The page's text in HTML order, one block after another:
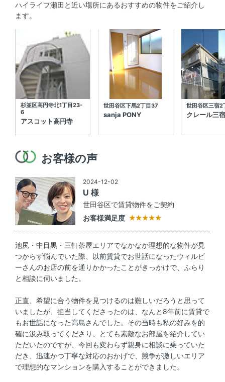
ハイライフ瀬田と近い場所にあるおすすめの物件をご紹介し
ます。
杉並区高円寺北1丁目23-
6
アスコット高円寺
世田谷区下馬2丁目37
sanja PONY
世田谷区三宿2
クレール三
お客様の声
2024-12-02
U 様
世田谷区で賃貸物件をご契約
お客様満足度
池尻・中目黒・三軒茶屋エリアでなかなか理想的な物件が見
つからず悩んでいた際、以前賃貸でお世話になったウィルビ
ーさんのお店の前を通りかかったことがきっかけで、ふらり
と相談に伺いました。
正直、希望に合う物件を見つけるのは難しいだろうと思って
いましたが、担当してくださったのは、なんと8年前に賃貸で
もお世話になった高島さんでした。その当時も私の好みを的
確に汲み取ってくださり、とても素敵なお部屋を紹介してい
ただいたのですが、今回も変わらず親身に相談に乗っていた
だき、迅速かつ丁寧な対応のおかげで、競争が激しいエリア
で理想的なマンションを購入することができました。